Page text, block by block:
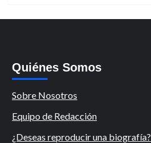
Quiénes Somos
Sobre Nosotros
Equipo de Redacción
¿Deseas reproducir una biografía?